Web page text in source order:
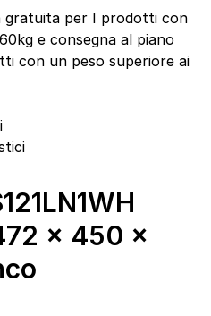
gratuita per I prodotti con
e consegna al piano
con un peso superiore ai
x 450 x